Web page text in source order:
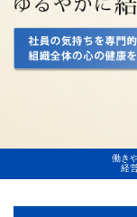
働き
経